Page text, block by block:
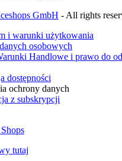
GmbH - All rights
i warunki użytkowania
osobowych
Handlowe i prawo do
dostępności
ochrony danych
z subskrypcji
tutaj